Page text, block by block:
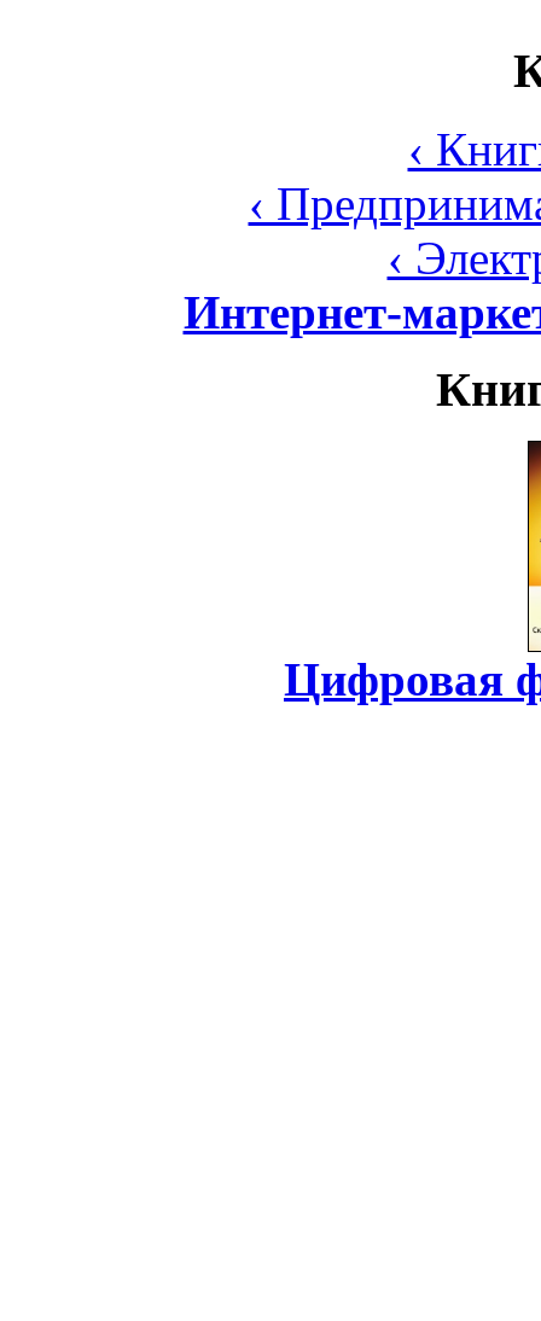
‹
‹
‹
Интернет-
Цифровая